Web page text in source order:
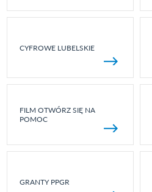
CYFROWE LUBELSKIE
FILM OTWÓRZ SIĘ NA
POMOC
GRANTY PPGR